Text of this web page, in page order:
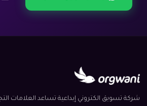
شركة تسويق الكتروني إبداعية تساعد العلامات